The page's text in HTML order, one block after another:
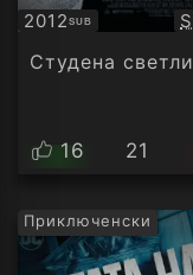
2012SUB
Субтитри
Студена
16 21
Приключенски